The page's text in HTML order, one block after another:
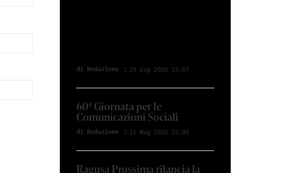
di Redazione 19 Lug 2026 13:07
60ª Giornata per le
Comunicazioni Sociali
di Redazione 11 Mag 2026 23:05
Ragusa Prossima rilancia la